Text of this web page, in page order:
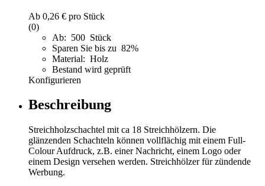
Ab 0,26 € pro Stück
(0)
Ab: 500 Stück
Sparen Sie bis zu 82%
Material: Holz
Bestand wird geprüft
Konfigurieren
Beschreibung
Streichholzschachtel mit ca 18 Streichhölzern. Die
glänzenden Schachteln können vollflächig mit einem Full-
Colour Aufdruck, z.B. einer Nachricht, einem Logo oder
einem Design versehen werden. Streichhölzer für zündende
Werbung.